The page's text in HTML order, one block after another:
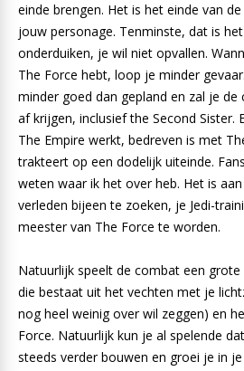
einde brengen. Het is het einde van
jouw personage. Tenminste, dat is
onderduiken, je wil niet opvallen.
The Force hebt, loop je minder
minder goed dan gepland en zal je
af krijgen, inclusief the Second Sister.
The Empire werkt, bedreven is met
trakteert op een dodelijk uiteinde.
weten waar ik het over heb. Het is
verleden bijeen te zoeken, je Jedi-
meester van The Force te worden.
Natuurlijk speelt de combat een
die bestaat uit het vechten met je
nog heel weinig over wil zeggen) en
Force. Natuurlijk kun je al spelende
steeds verder bouwen en groei je in